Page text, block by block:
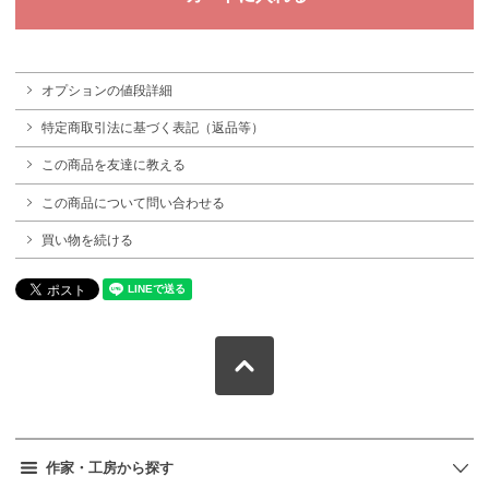
オプションの値段詳細
特定商取引法に基づく表記（返品等）
この商品を友達に教える
この商品について問い合わせる
買い物を続ける
作家・工房から探す